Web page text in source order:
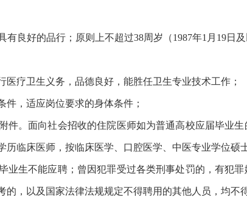
好的品行；原则上不超过38周岁（1987年1月19日
疗卫生义务，品德良好，能胜任卫生专业技术工作；
，适应岗位要求的身体条件；
。面向社会招收的住院医师如为普通高校应届毕业生
临床医师，按临床医学、口腔医学、中医专业学位硕
生不能应聘；曾因犯罪受过各类刑事处罚的，有犯罪
，以及国家法律法规规定不得聘用的其他人员，均不